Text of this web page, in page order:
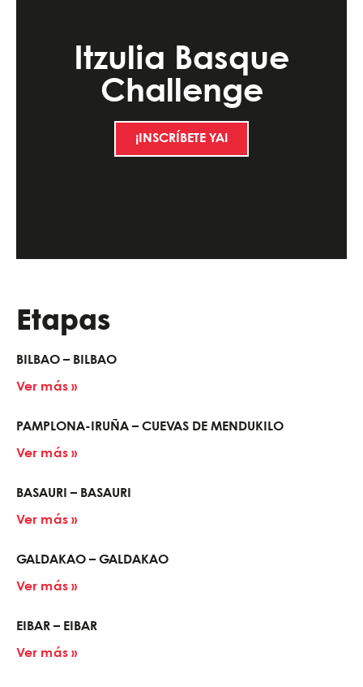
Itzulia Basque
Challenge
¡INSCRÍBETE YA!
Etapas
BILBAO – BILBAO
Ver más »
PAMPLONA-IRUÑA – CUEVAS DE MENDUKILO
Ver más »
BASAURI – BASAURI
Ver más »
GALDAKAO – GALDAKAO
Ver más »
EIBAR – EIBAR
Ver más »